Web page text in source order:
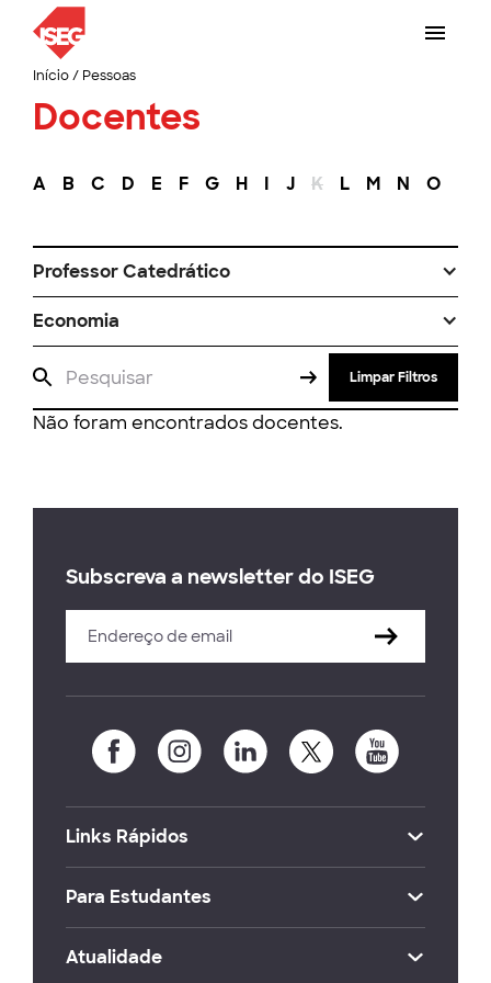
Início/ Pessoas
Docentes
A B C D E F G H I J K L M N O
Professor Catedrático
Economia
Limpar Filtros
Não foram encontrados docentes.
Subscreva a newsletter do ISEG
Links Rápidos
Para Estudantes
Atualidade